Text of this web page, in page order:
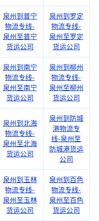
泉州到普宁
物流专线-
泉州至普宁
货运公司
泉州到罗定
物流专线-
泉州至罗定
货运公司
泉州到南宁
物流专线-
泉州至南宁
货运公司
泉州到柳州
物流专线-
泉州至柳州
货运公司
泉州到北海
物流专线-
泉州至北海
货运公司
泉州到防城
港物流专
线-泉州至
防城港货运
公司
泉州到玉林
物流专线-
泉州至玉林
货运公司
泉州到百色
物流专线-
泉州至百色
货运公司